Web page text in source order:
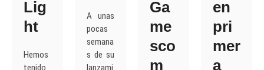
Lig
ht
Hemos
tenido
A unas
pocas
semana
s de su
lanzami
Ga
me
sco
m
en
pri
mer
a